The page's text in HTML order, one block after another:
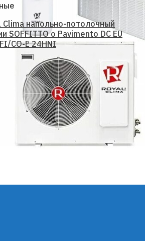
напольно-потолочный
SOFFITTO o Pavimento DC EU
CO-E 24HNI